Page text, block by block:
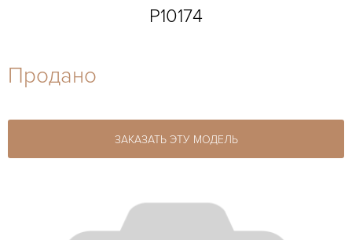
27-44
P10174
Продано
ЗАКАЗАТЬ ЭТУ МОДЕЛЬ